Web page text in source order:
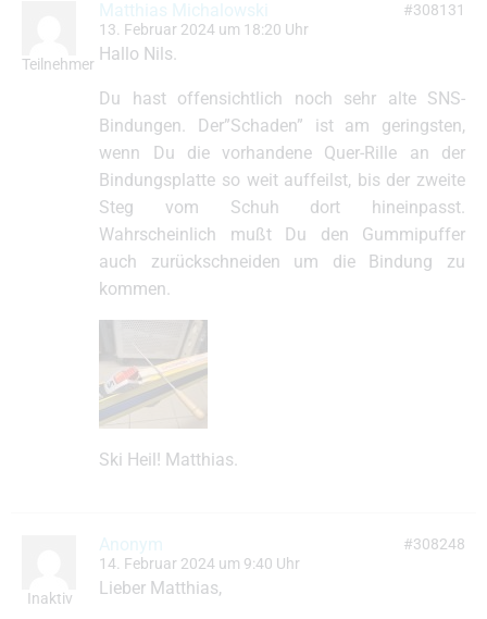
Teilnehmer
Matthias Michalowski
13. Februar 2024 um 18:20 Uhr
#308131
Hallo Nils.
Du hast offensichtlich noch sehr alte SNS-
Bindungen. Der”Schaden” ist am geringsten,
wenn Du die vorhandene Quer-Rille an der
Bindungsplatte so weit auffeilst, bis der zweite
Steg vom Schuh dort hineinpasst.
Wahrscheinlich mußt Du den Gummipuffer
auch zurückschneiden um die Bindung zu
kommen.
Ski Heil! Matthias.
Inaktiv
Anonym
14. Februar 2024 um 9:40 Uhr
#308248
Lieber Matthias,